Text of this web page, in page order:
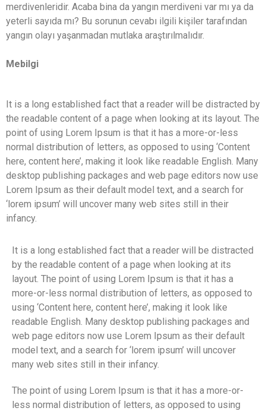
merdivenleridir. Acaba bina da yangın merdiveni var mı ya da
yeterli sayıda mı? Bu sorunun cevabı ilgili kişiler tarafından
yangın olayı yaşanmadan mutlaka araştırılmalıdır.
Mebilgi
It is a long established fact that a reader will be distracted by
the readable content of a page when looking at its layout. The
point of using Lorem Ipsum is that it has a more-or-less
normal distribution of letters, as opposed to using ‘Content
here, content here’, making it look like readable English. Many
desktop publishing packages and web page editors now use
Lorem Ipsum as their default model text, and a search for
‘lorem ipsum’ will uncover many web sites still in their
infancy.
It is a long established fact that a reader will be distracted
by the readable content of a page when looking at its
layout. The point of using Lorem Ipsum is that it has a
more-or-less normal distribution of letters, as opposed to
using ‘Content here, content here’, making it look like
readable English. Many desktop publishing packages and
web page editors now use Lorem Ipsum as their default
model text, and a search for ‘lorem ipsum’ will uncover
many web sites still in their infancy.
The point of using Lorem Ipsum is that it has a more-or-
less normal distribution of letters, as opposed to using